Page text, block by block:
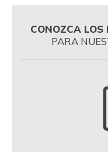
CONOZCA LOS
PARA